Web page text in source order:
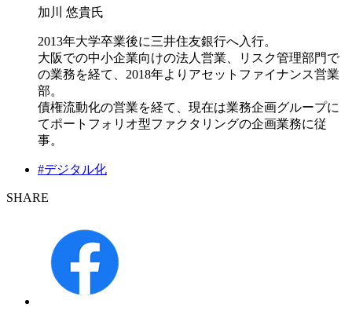
加川 悠貴氏
2013年大学卒業後に三井住友銀行へ入行。
大阪での中小企業向けの法人営業、リスク管理部門で
の業務を経て、2018年よりアセットファイナンス営業
部。
債権流動化の営業を経て、現在は業務企画グループに
てポートフォリオ型ファクタリングの企画業務に従
事。
#デジタル化
SHARE